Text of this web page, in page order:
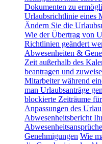
Dokumenten zu
Urlaubsrichtlinie eines
Ändern Sie die
Wie der Übertrag von
Richtlinien geändert
Abwesenheiten &
Zeit außerhalb des
beantragen und
Mitarbeiter während
man Urlaubsanträge
blockierte Zeiträume
Anpassungen des
Abwesenheitsbericht
Abwesenheitsansprüche
Genehmigungen Wie